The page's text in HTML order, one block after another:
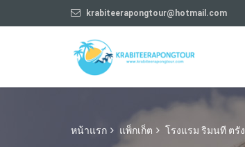
krabiteerapongtour@hotmail.com
หน้าแรก แพ็กเก็ต โรงแรม ริมนที ตรัง